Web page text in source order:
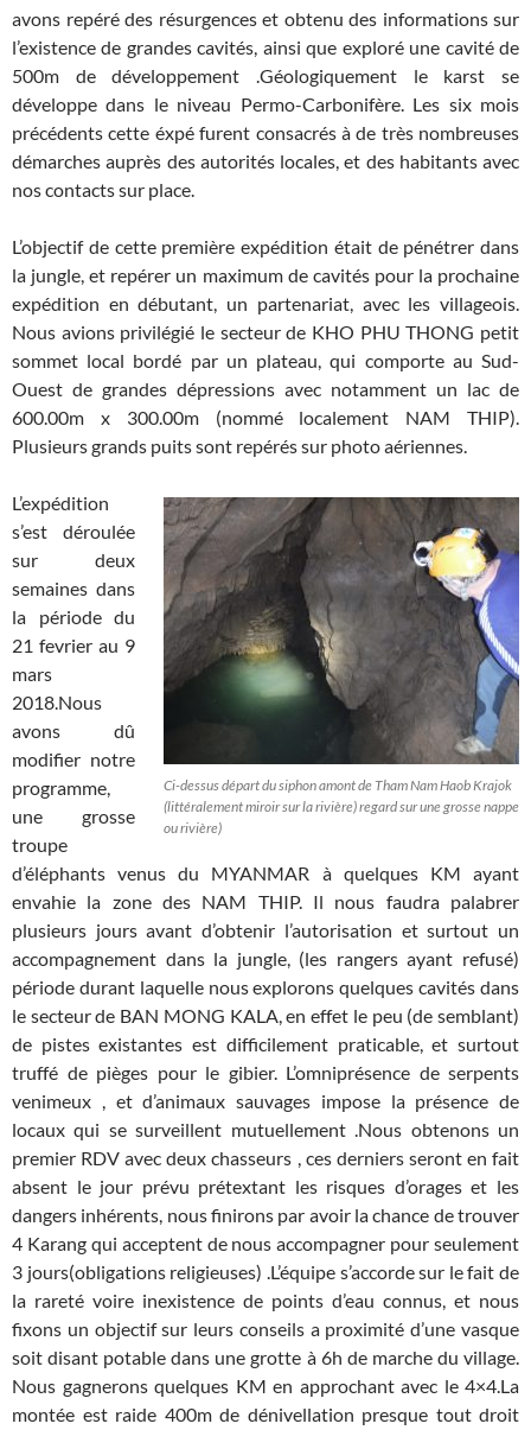
avons repéré des résurgences et obtenu des informations sur
l’existence de grandes cavités, ainsi que exploré une cavité de
500m de développement .Géologiquement le karst se
développe dans le niveau Permo-Carbonifère. Les six mois
précédents cette éxpé furent consacrés à de très nombreuses
démarches auprès des autorités locales, et des habitants avec
nos contacts sur place.
L’objectif de cette première expédition était de pénétrer dans
la jungle, et repérer un maximum de cavités pour la prochaine
expédition en débutant, un partenariat, avec les villageois.
Nous avions privilégié le secteur de KHO PHU THONG petit
sommet local bordé par un plateau, qui comporte au Sud-
Ouest de grandes dépressions avec notamment un lac de
600.00m x 300.00m (nommé localement NAM THIP).
Plusieurs grands puits sont repérés sur photo aériennes.
Ci-dessus départ du siphon amont de Tham Nam Haob Krajok
(littéralement miroir sur la rivière) regard sur une grosse nappe
ou rivière)
L’expédition
s’est déroulée
sur deux
semaines dans
la période du
21 fevrier au 9
mars
2018.Nous
avons dû
modifier notre
programme,
une grosse
troupe
d’éléphants venus du MYANMAR à quelques KM ayant
envahie la zone des NAM THIP. Il nous faudra palabrer
plusieurs jours avant d’obtenir l’autorisation et surtout un
accompagnement dans la jungle, (les rangers ayant refusé)
période durant laquelle nous explorons quelques cavités dans
le secteur de BAN MONG KALA, en effet le peu (de semblant)
de pistes existantes est difficilement praticable, et surtout
truffé de pièges pour le gibier. L’omniprésence de serpents
venimeux , et d’animaux sauvages impose la présence de
locaux qui se surveillent mutuellement .Nous obtenons un
premier RDV avec deux chasseurs , ces derniers seront en fait
absent le jour prévu prétextant les risques d’orages et les
dangers inhérents, nous finirons par avoir la chance de trouver
4 Karang qui acceptent de nous accompagner pour seulement
3 jours(obligations religieuses) .L’équipe s’accorde sur le fait de
la rareté voire inexistence de points d’eau connus, et nous
fixons un objectif sur leurs conseils a proximité d’une vasque
soit disant potable dans une grotte à 6h de marche du village.
Nous gagnerons quelques KM en approchant avec le 4×4.La
montée est raide 400m de dénivellation presque tout droit